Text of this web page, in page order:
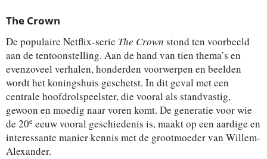
The Crown
De populaire Netflix-serie The Crown stond ten voorbeeld
aan de tentoonstelling. Aan de hand van tien thema’s en
evenzoveel verhalen, honderden voorwerpen en beelden
wordt het koningshuis geschetst. In dit geval met een
centrale hoofdrolspeelster, die vooral als standvastig,
gewoon en moedig naar voren komt. De generatie voor wie
de 20e eeuw vooral geschiedenis is, maakt op een aardige en
interessante manier kennis met de grootmoeder van Willem-
Alexander.